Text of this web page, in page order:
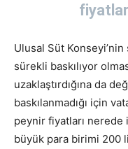
Ulusal Süt
sürekli baskılıyor
uzaklaştırdığına da
baskılanmadığı için
peynir fiyatları nerede
büyük para birimi 200